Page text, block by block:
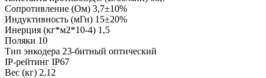
Сопротивление (Ом) 3,7±10%
Индуктивность (мГн) 15±20%
Инерция (кг*м2*10-4) 1,5
Поляки 10
Тип энкодера 23-битный оптический
IP-рейтинг IP67
Вес (кг) 2,12